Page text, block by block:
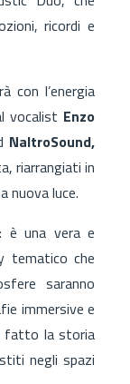
ricordi e
con l’energia
vocalist Enzo
NaltroSound,
riarrangiati in
nuova luce.
è una vera e
tematico che
saranno
immersive e
fatto la storia
negli spazi